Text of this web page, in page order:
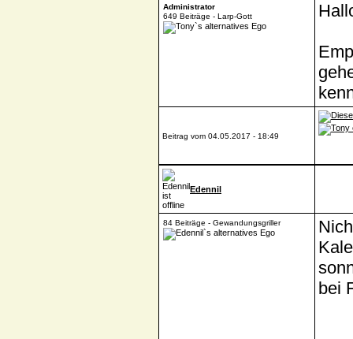
Administrator
649 Beiträge - Larp-Gott
Beitrag vom 04.05.2017 - 18:49
Edennil
84 Beiträge - Gewandungsgriller
bei